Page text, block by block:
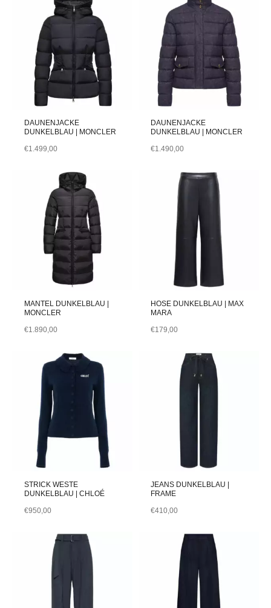
DAUNENJACKE
DUNKELBLAU | MONCLER
€1.499,00
DAUNENJACKE
DUNKELBLAU | MONCLER
€1.490,00
MANTEL DUNKELBLAU |
MONCLER
€1.890,00
HOSE DUNKELBLAU | MAX
MARA
€179,00
STRICK WESTE
DUNKELBLAU | CHLOÉ
€950,00
JEANS DUNKELBLAU |
FRAME
€410,00